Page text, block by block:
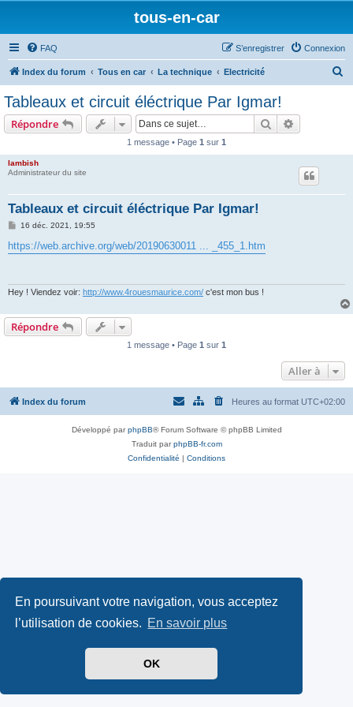
En poursuivant votre navigation, vous acceptez
l’utilisation de cookies. En savoir plus
OK
tous-en-car
FAQ Connexion
S’enregistrer
Index du forum Tous en car La technique Electricité
Tableaux et circuit éléctrique Par Igmar!
Répondre Rechercher
1 message • Page 1 sur 1
lambish
Administrateur du site
Tableaux et circuit éléctrique Par Igmar!
M
s
s
16 déc. 2021, 19:55
https://web.archive.org/web/20190630011 ... _455_1.htm
Hey ! Viendez voir: http://www.4rouesmaurice.com/ c'est mon bus !
Répondre
1 message • Page 1 sur 1
Aller à
Index du forum Heures au format UTC+02:00
Développé parphpBB® Forum Software © phpBB Limited
Traduit parphpBB-fr.com
Confidentialité | Conditions